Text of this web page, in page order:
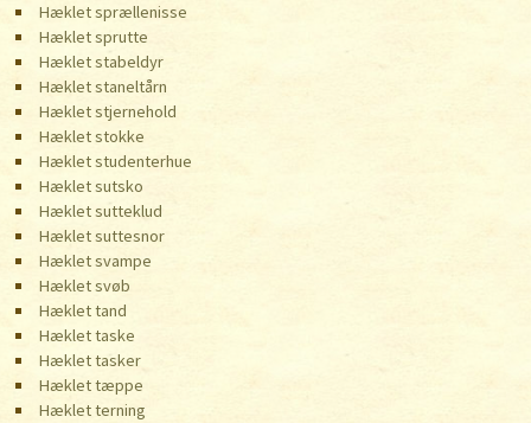
Hæklet sprællenisse
Hæklet sprutte
Hæklet stabeldyr
Hæklet staneltårn
Hæklet stjernehold
Hæklet stokke
Hæklet studenterhue
Hæklet sutsko
Hæklet sutteklud
Hæklet suttesnor
Hæklet svampe
Hæklet svøb
Hæklet tand
Hæklet taske
Hæklet tasker
Hæklet tæppe
Hæklet terning